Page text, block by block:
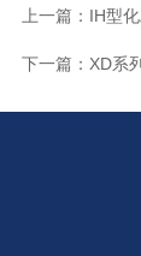
上一篇： IH型
下一篇： XD系